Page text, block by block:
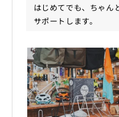
はじめてでも、ちゃん
サポートします。